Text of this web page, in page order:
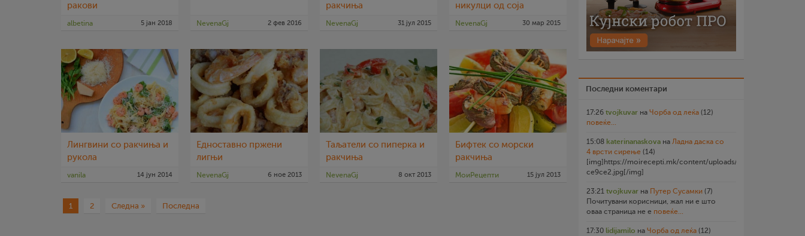
ракови
albetina 5 јан 2018 NevenaGj 2 фев 2016
ракчиња
NevenaGj 31 јул 2015
никулци од соја
NevenaGj 30 мар 2015
Лингвини со ракчиња и
рукола
vanila 14 јун 2014
Едноставно пржени
лигњи
NevenaGj 6 ное 2013
Таљатели со пиперка и
ракчиња
NevenaGj 8 окт 2013
Бифтек со морски
ракчиња
МоиРецепти 15 јул 2013
1 2 Следна » Последна
Последни коментари
17:26 tvojkuvar на Чорба од леќа (12)
повеќе...
15:08 katerinanaskova на Ладна даска со
4 врсти сирење (14)
[img]https://moirecepti.mk/content/uploads/2026/07/
ce9ce2.jpg[/img]
23:21 tvojkuvar на Путер Сусамки (7)
Почитувани корисници, жал ни е што
оваа страница не е повеќе...
17:30 lidijamilo на Чорба од леќа (12)